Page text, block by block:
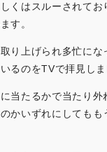
しくはスルーされて
す。
り上げられ多忙にな
るのをTVで拝見しま
当たるかで当たり外
かいずれにしてもも